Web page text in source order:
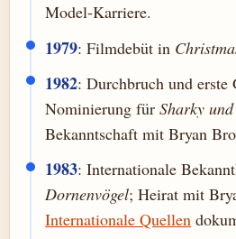
Model-Karriere.
1979: Filmdebüt in
1982: Durchbruch und erste
Nominierung fürSharky
Bekanntschaft mit Bryan
1983: Internationale
Dornenvögel; Heirat mit
Internationale Quellen